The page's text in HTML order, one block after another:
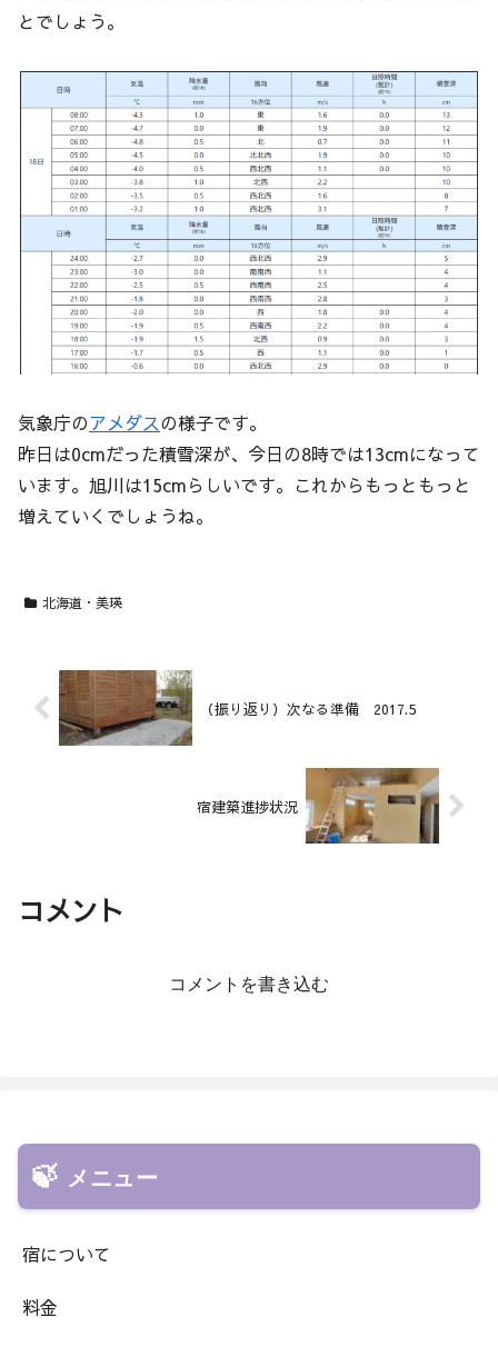
とでしょう。
気象庁のアメダスの様子です。
昨日は0cmだった積雪深が、今日の8時では13cmになって
います。旭川は15cmらしいです。これからもっともっと
増えていくでしょうね。
北海道・美瑛
（振り返り）次なる準備 2017.5
宿建築進捗状況
コメント
コメントを書き込む
メニュー
宿について
料金